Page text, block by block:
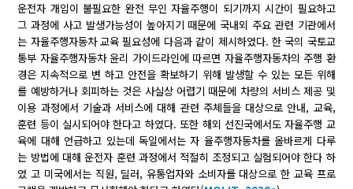
운전자 개입이 불필요한 완전 무인 자율주행이 되기까지 시간이 필요하고
그 과정에 사고 발생가능성이 높아지기 때문에 국내외 주요 관련 기관에서
는 자율주행자동차 교육 필요성에 다음과 같이 제시하였다. 한 국의 국토교
통부 자율주행자동차 윤리 가이드라인에 따르면 자율주행자동차의 주행 환
경은 지속적으로 변 하고 안전을 확보하기 위해 발생할 수 있는 모든 위해
를 예방하거나 회피하는 것은 사실상 어렵기 때문에 차량의 서비스 제공 및
이용 과정에서 기술과 서비스에 대해 관련 주체들을 대상으로 안내, 교육,
훈련 등이 실시되어야 한다고 하였다. 또한 해외 선진국에서도 자율주행 교
육에 대해 언급하고 있는데 독일에서는 자 율주행자동차를 올바르게 다루
는 방법에 대해 운전자 훈련 과정에서 적절히 조정되고 실험되어야 한다 하
였 고 미국에서는 직원, 딜러, 유통업자와 소비자를 대상으로 한 교육 프로